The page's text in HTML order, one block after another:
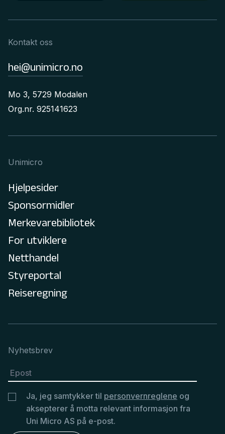
Kontakt oss
hei@unimicro.no
Mo 3, 5729 Modalen
Org.nr. 925141623
Unimicro
Hjelpesider
Sponsormidler
Merkevarebibliotek
For utviklere
Netthandel
Styreportal
Reiseregning
Nyhetsbrev
Ja, jeg samtykker til personvernreglene og
aksepterer å motta relevant informasjon fra
Uni Micro AS på e-post.